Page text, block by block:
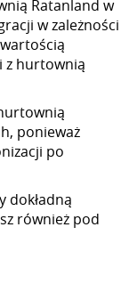
Ratanland w
w zależności
z hurtownią
ponieważ
po
dokładną
również pod